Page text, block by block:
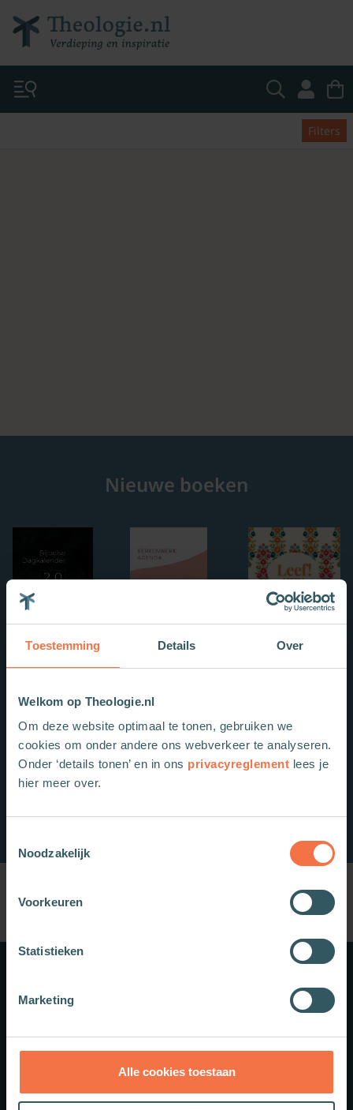
Toestemming Details Over
Welkom op Theologie.nl
Om deze website optimaal te tonen, gebruiken we
cookies om onder andere ons webverkeer te analyseren.
Onder ‘details tonen’ en in ons privacyreglement lees je
hier meer over.
Noodzakelijk
Voorkeuren
Statistieken
Marketing
Alle cookies toestaan
Filters
Nieuwe boeken